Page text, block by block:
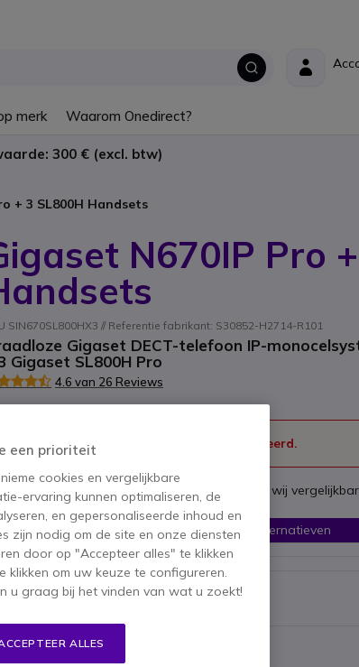
merk Waarom Onedirect?
300 € (excl. btw)
+ 3 SL800H Handsets
N670IP Pro
SIN670SL800HX3 // Referentie fabrikant: S30852-H2714-R101
Gigaset DECT-telefoon IP-
Gigaset SL800H Pro
4.6 van 26 Reviews
Dit product wordt niet meer geproduceerd.
Om u van dienst te zijn bieden wij
Bekijk alternatieven
een prioriteit
cookies en vergelijkbare
ervaring kunnen optimaliseren, de
en gepersonaliseerde inhoud en
zijn nodig om de site en onze diensten
door op "Accepteer alles" te klikken
om uw keuze te configureren.
u graag bij het vinden van wat u zoekt!
ALLES